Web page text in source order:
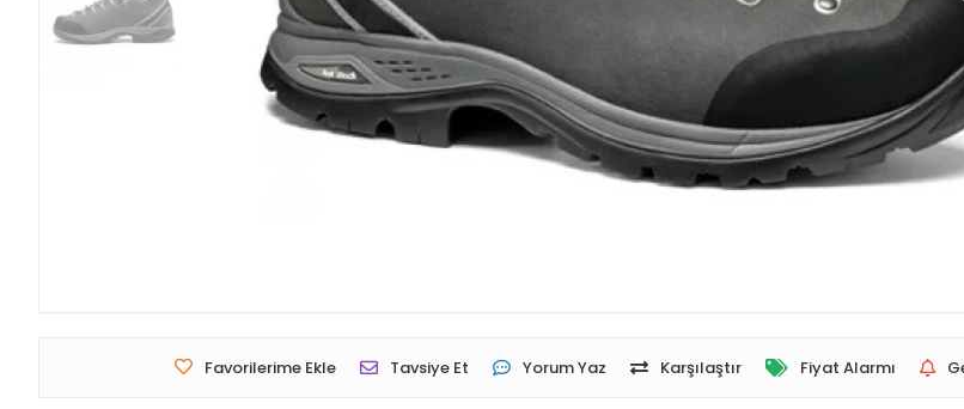
Favorilerime Ekle Tavsiye Et Yorum Yaz Karşılaştır Fiyat Alarmı